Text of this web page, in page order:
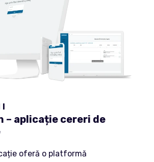
– aplicație cereri de
oferă o platformă